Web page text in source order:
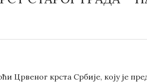
Црвеног крста Србије, коју је